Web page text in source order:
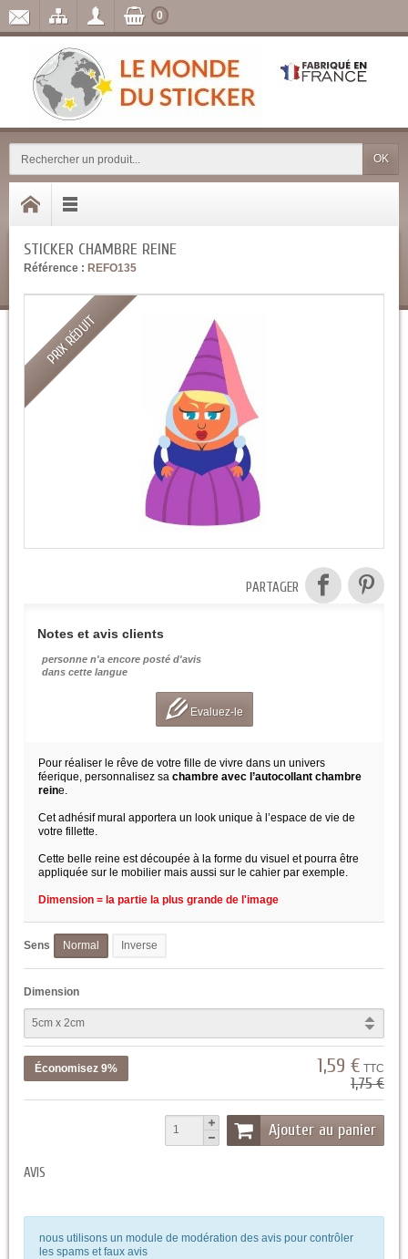
OK
0
STICKER CHAMBRE REINE
Référence : REFO135
PRIX RÉDUIT
PARTAGER
Notes et avis clients
personne n'a encore posté d'avis
dans cette langue
Evaluez-le
Pour réaliser le rêve de votre fille de vivre dans un univers
féerique, personnalisez sa chambre avec l’autocollant chambre
reine.
Cet adhésif mural apportera un look unique à l’espace de vie de
votre fillette.
Cette belle reine est découpée à la forme du visuel et pourra être
appliquée sur le mobilier mais aussi sur le cahier par exemple.
Dimension = la partie la plus grande de l'image
Sens Normal Inverse
Dimension
Économisez 9% 1,59 € TTC
1,75 €
Ajouter au panier
AVIS
nous utilisons un module de modération des avis pour contrôler
les spams et faux avis